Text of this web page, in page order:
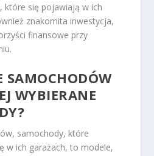
które się pojawiają w ich
znakomita inwestycja,
finansowe przy
SAMOCHODÓW
WYBIERANE
samochody, które
w ich garażach, to modele,